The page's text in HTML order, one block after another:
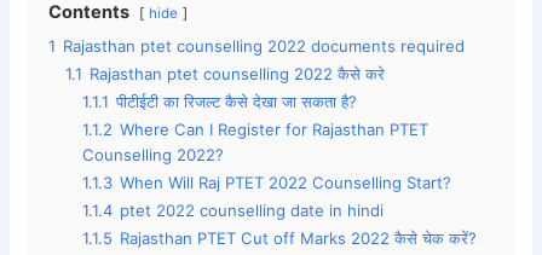
Contents hide
1 Rajasthan ptet counselling 2022 documents required
1.1 Rajasthan ptet counselling 2022 कैसे करे
1.1.1 पीटीईटी का रिजल्ट कैसे देखा जा सकता है?
1.1.2 Where Can I Register for Rajasthan PTET
Counselling 2022?
1.1.3 When Will Raj PTET 2022 Counselling Start?
1.1.4 ptet 2022 counselling date in hindi
1.1.5 Rajasthan PTET Cut off Marks 2022 कैसे चेक करें?